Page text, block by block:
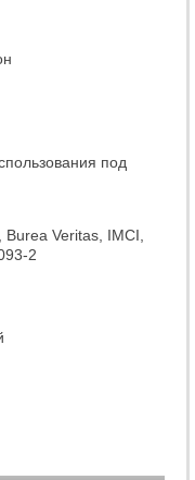
под
Burea Veritas, IMCI,
2